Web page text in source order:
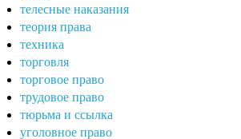
телесные наказания
теория права
техника
торговля
торговое право
трудовое право
тюрьма и ссылка
уголовное право